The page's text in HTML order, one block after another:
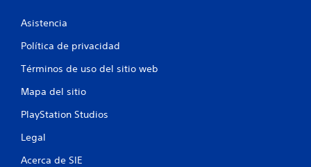
Asistencia
Política de privacidad
Términos de uso del sitio web
Mapa del sitio
PlayStation Studios
Legal
Acerca de SIE